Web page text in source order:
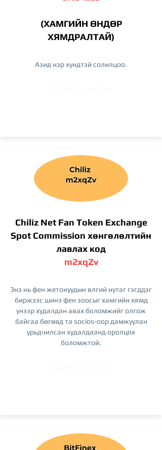
(ХАМГИЙН ӨНДӨР
ХЯМДРАЛТАЙ)
Азид нэр хүндтэй солилцоо.
Chiliz Net Fan Token Exchange
Spot Commission хөнгөлөлтийн
лавлах код
m2xqZv
Энэ нь фен жетонуудын өлгий нутаг гэгддэг
биржээс шинэ фен зоосыг хамгийн хямд
үнээр худалдан авах боломжийг олгож
байгаа бөгөөд та socios-оор дамжуулан
урьдчилсан худалдаанд оролцох
боломжтой.